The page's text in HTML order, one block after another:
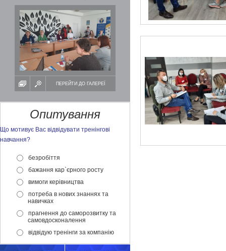
ПЕРЕЙТИ ДО ГАЛЕРЕЇ
Опитування
Що мотивує Вас відвідувати тренінгові
навчання?
безробіття
бажання кар`єрного росту
вимоги керівництва
потреба в нових знаннях та
навичках
прагнення до саморозвитку та
самовдосконалення
відвідую тренінги за компанію